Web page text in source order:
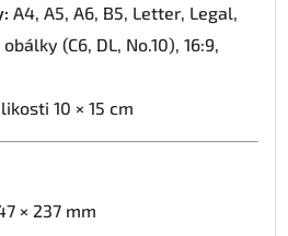
A4, A5, A6, B5, Letter, Legal,
(C6, DL, No.10), 16:9,
10 × 15 cm
× 237 mm